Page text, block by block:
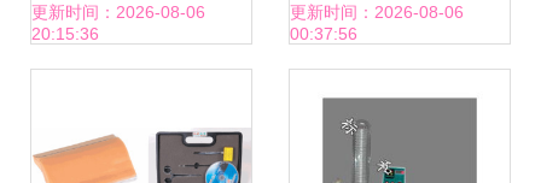
生”实践活动圆满举
力视力健康启蒙
更新时间：2026-08-06
20:15:36
探索之旅
更新时间：2026-08-06
00:37:56